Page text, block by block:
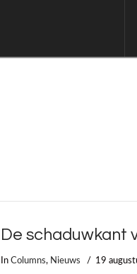
De schaduwkant
InColumns, Nieuws 19